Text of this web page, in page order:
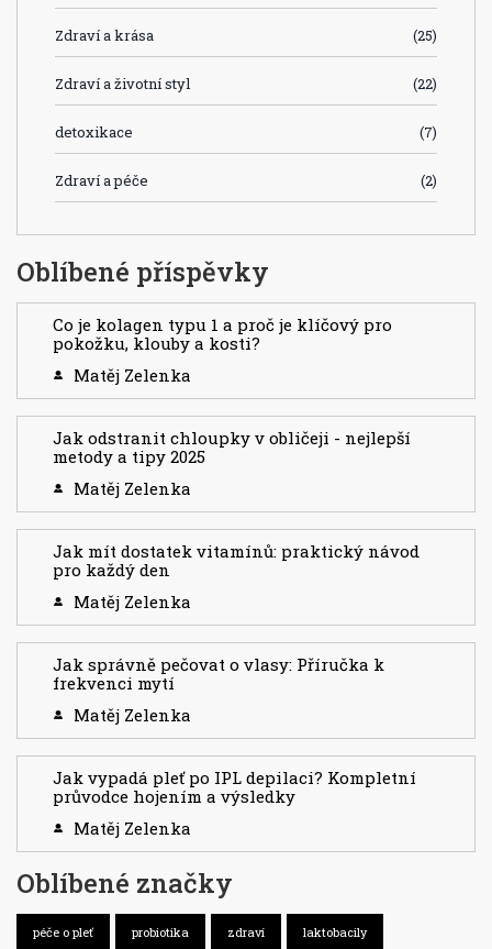
Zdraví a krása (25)
Zdraví a životní styl (22)
detoxikace (7)
Zdraví a péče (2)
Oblíbené příspěvky
Co je kolagen typu 1 a proč je klíčový pro
pokožku, klouby a kosti?
Matěj Zelenka
Jak odstranit chloupky v obličeji - nejlepší
metody a tipy 2025
Matěj Zelenka
Jak mít dostatek vitamínů: praktický návod
pro každý den
Matěj Zelenka
Jak správně pečovat o vlasy: Příručka k
frekvenci mytí
Matěj Zelenka
Jak vypadá pleť po IPL depilaci? Kompletní
průvodce hojením a výsledky
Matěj Zelenka
Oblíbené značky
péče o pleť probiotika zdraví laktobacily